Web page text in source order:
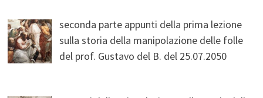
seconda parte appunti della prima lezione
sulla storia della manipolazione delle folle
del prof. Gustavo del B. del 25.07.2050